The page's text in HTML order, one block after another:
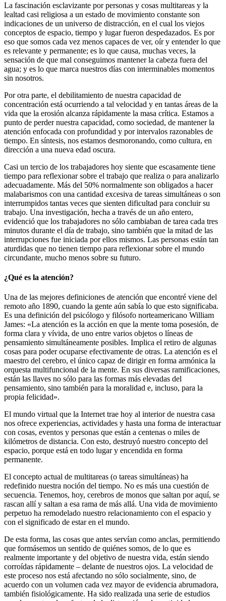
La fascinación esclavizante por personas y cosas multitareas y la
lealtad casi religiosa a un estado de movimiento constante son
indicaciones de un universo de distracción, en el cual los viejos
conceptos de espacio, tiempo y lugar fueron despedazados. Es por
eso que somos cada vez menos capaces de ver, oír y entender lo que
es relevante y permanente; es lo que causa, muchas veces, la
sensación de que mal conseguimos mantener la cabeza fuera del
agua; y es lo que marca nuestros días con interminables momentos
sin nosotros.
Por otra parte, el debilitamiento de nuestra capacidad de
concentración está ocurriendo a tal velocidad y en tantas áreas de la
vida que la erosión alcanza rápidamente la masa crítica. Estamos a
punto de perder nuestra capacidad, como sociedad, de mantener la
atención enfocada con profundidad y por intervalos razonables de
tiempo. En síntesis, nos estamos desmoronando, como cultura, en
dirección a una nueva edad oscura.
Casi un tercio de los trabajadores hoy siente que escasamente tiene
tiempo para reflexionar sobre el trabajo que realiza o para analizarlo
adecuadamente. Más del 50% normalmente son obligados a hacer
malabarismos con una cantidad excesiva de tareas simultáneas o son
interrumpidos tantas veces que sienten dificultad para concluir su
trabajo. Una investigación, hecha a través de un año entero,
evidenció que los trabajadores no sólo cambiaban de tarea cada tres
minutos durante el día de trabajo, sino también que la mitad de las
interrupciones fue iniciada por ellos mismos. Las personas están tan
aturdidas que no tienen tiempo para reflexionar sobre el mundo
circundante, mucho menos sobre su futuro.
¿Qué es la atención?
Una de las mejores definiciones de atención que encontré viene del
remoto año 1890, cuando la gente aún sabía lo que esto significaba.
Es una definición del psicólogo y filósofo norteamericano William
James: «La atención es la acción en que la mente toma posesión, de
forma clara y vívida, de uno entre varios objetos o líneas de
pensamiento simultáneamente posibles. Implica el retiro de algunas
cosas para poder ocuparse efectivamente de otras. La atención es el
maestro del cerebro, el único capaz de dirigir en forma armónica la
orquesta multifuncional de la mente. En sus diversas ramificaciones,
están las llaves no sólo para las formas más elevadas del
pensamiento, sino también para la moralidad e, incluso, para la
propia felicidad».
El mundo virtual que la Internet trae hoy al interior de nuestra casa
nos ofrece experiencias, actividades y hasta una forma de interactuar
con cosas, eventos y personas que están a centenas o miles de
kilómetros de distancia. Con esto, destruyó nuestro concepto del
espacio, porque está en todo lugar y encendida en forma
permanente.
El concepto actual de multitareas (o tareas simultáneas) ha
redefinido nuestra noción del tiempo. No es más una cuestión de
secuencia. Tenemos, hoy, cerebros de monos que saltan por aquí, se
rascan allí y saltan a esa rama de más allá. Una vida de movimiento
perpetuo ha remodelado nuestro relacionamiento con el espacio y
con el significado de estar en el mundo.
De esta forma, las cosas que antes servían como anclas, permitiendo
que formásemos un sentido de quiénes somos, de lo que es
realmente importante y del objetivo de nuestra vida, están siendo
corroídas rápidamente – delante de nuestros ojos. La velocidad de
este proceso nos está afectando no sólo socialmente, sino, de
acuerdo con un volumen cada vez mayor de evidencia abrumadora,
también fisiológicamente. Ha sido realizada una serie de estudios